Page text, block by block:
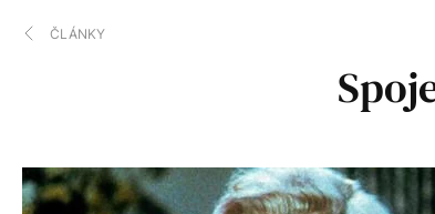
ČLÁNKY